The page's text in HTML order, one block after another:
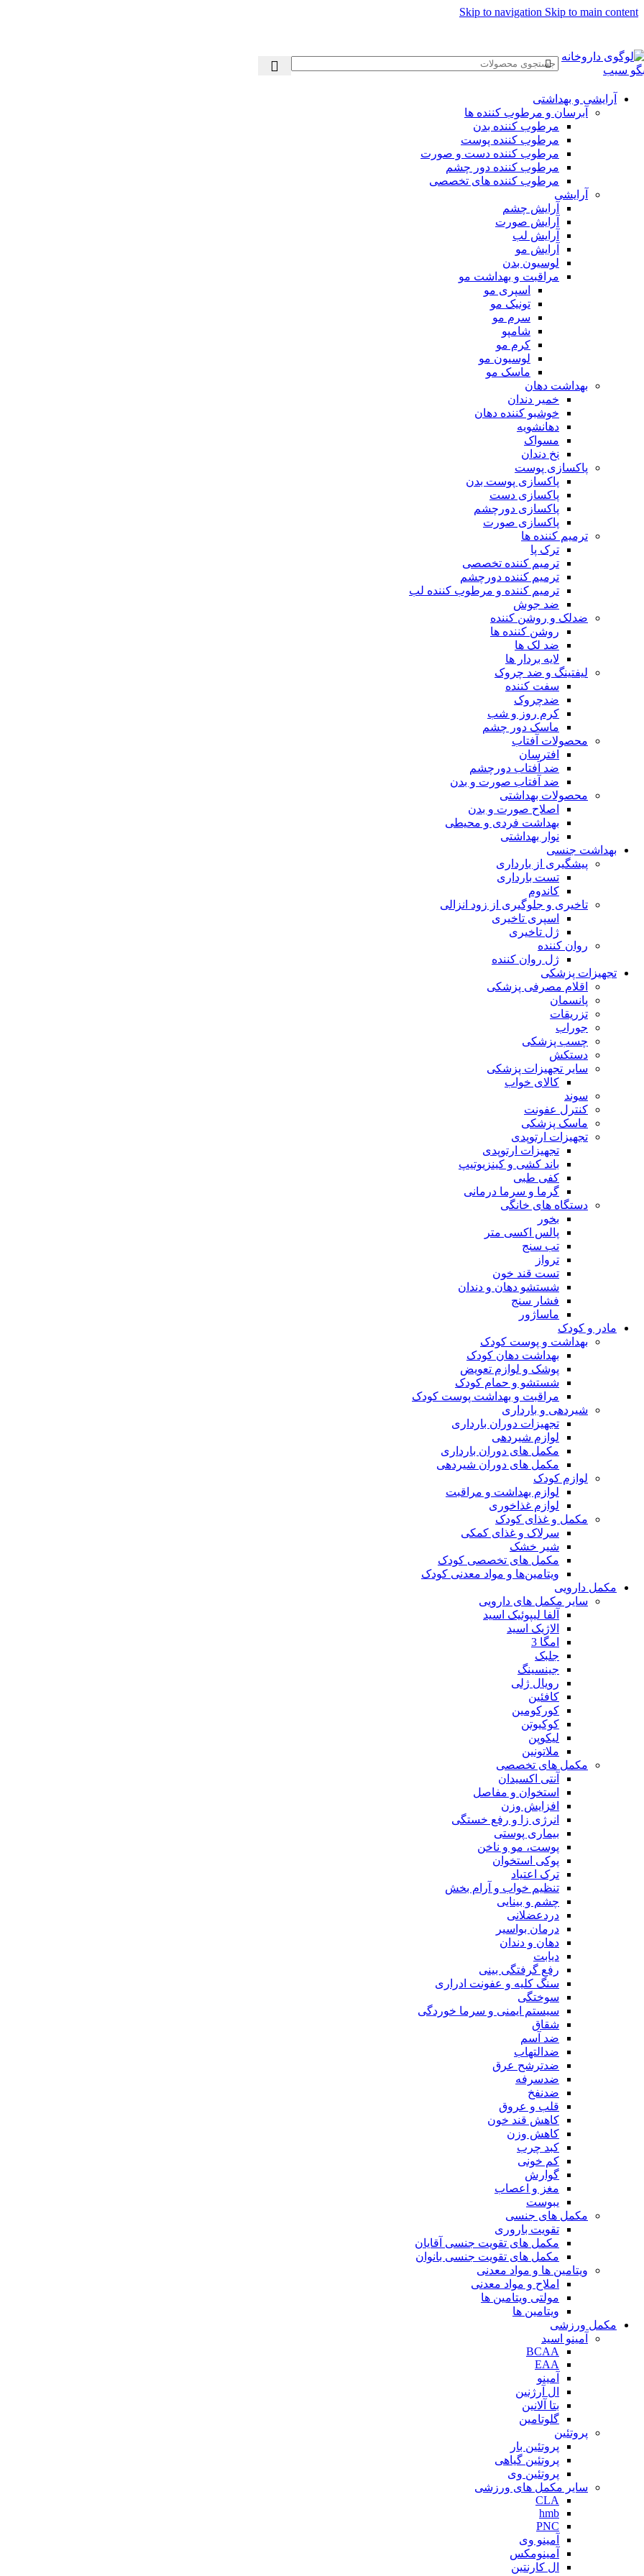
Skip to navigation Skip to main content
آرایشی و بهداشتی
آبرسان و مرطوب کننده ها
مرطوب کننده بدن
مرطوب کننده پوست
مرطوب کننده دست و صورت
مرطوب کننده دور چشم
مرطوب کننده های تخصصی
آرایشی
آرایش چشم
آرایش صورت
آرایش لب
آرایش مو
لوسیون بدن
مراقبت و بهداشت مو
اسپری مو
تونیک مو
سرم مو
شامپو
کرم مو
لوسیون مو
ماسک مو
بهداشت دهان
خمیر دندان
خوشبو کننده دهان
دهانشویه
مسواک
نخ دندان
پاکسازی پوست
پاکسازی پوست بدن
پاکسازی دست
پاکسازی دورچشم
پاکسازی صورت
ترمیم کننده ها
ترک پا
ترمیم کننده تخصصی
ترمیم کننده دورچشم
ترمیم کننده و مرطوب کننده لب
ضد جوش
ضدلک و روشن کننده
روشن کننده ها
ضد لک ها
لایه بردار ها
لیفتینگ و ضد چروک
سفت کننده
ضدچروک
کرم روز و شب
ماسک دور چشم
محصولات آفتاب
افترسان
ضد آفتاب دورچشم
ضد آفتاب صورت و بدن
محصولات بهداشتی
اصلاح صورت و بدن
بهداشت فردی و محیطی
نوار بهداشتی
بهداشت جنسی
پیشگیری از بارداری
تست بارداری
کاندوم
تاخیری و جلوگیری از زود انزالی
اسپری تاخیری
ژل تاخیری
روان کننده
ژل روان کننده
تجهیزات پزشکی
اقلام مصرفی پزشکی
پانسمان
تزریقات
جوراب
چسب پزشکی
دستکش
سایر تجهیزات پزشکی
کالای خواب
سوند
کنترل عفونت
ماسک پزشکی
تجهیزات ارتوپدی
تجهیزات ارتوپدی
باند کشی و کینزیوتیپ
کفی طبی
گرما و سرما درمانی
دستگاه های خانگی
بخور
پالس اکسی متر
تب سنج
ترواز
تست قند خون
شستشو دهان و دندان
فشار سنج
ماساژور
مادر و کودک
بهداشت و پوست کودک
بهداشت دهان کودک
پوشک و لوازم تعویض
شستشو و حمام کودک
مراقبت و بهداشت پوست کودک
شیردهی و بارداری
تجهیزات دوران بارداری
لوازم شیردهی
مکمل های دوران بارداری
مکمل های دوران شیردهی
لوازم کودک
لوازم بهداشت و مراقبت
لوازم غذاخوری
مکمل و غذای کودک
سرلاک و غذای کمکی
شیر خشک
مکمل های تخصصی کودک
ویتامین‌ها و مواد معدنی کودک
مکمل دارویی
سایر مکمل های دارویی
آلفا لیپوئیک اسید
الاژیک اسید
امگا 3
جلبک
جینسینگ
رویال ژلی
کافئین
کورکومین
کوکیوتن
لیکوپن
ملاتونین
مکمل های تخصصی
آنتی اکسیدان
استخوان و مفاصل
افزایش وزن
انرژی زا و رفع خستگی
بیماری پوستی
پوست، مو و ناخن
پوکی استخوان
ترک اعتیاد
تنظیم خواب و آرام بخش
چشم و بینایی
دردعضلانی
درمان بواسیر
دهان و دندان
دیابت
رفع گرفتگی بینی
سنگ کلیه و عفونت ادراری
سوختگی
سیستم ایمنی و سرما خوردگی
شقاق
ضد آسم
ضدالتهاب
ضدترشح عرق
ضدسرفه
ضدنفخ
قلب و عروق
کاهش قند خون
کاهش وزن
کبد چرب
کم خونی
گوارش
مغز و اعصاب
یبوست
مکمل های جنسی
تقویت باروری
مکمل های تقویت جنسی آقایان
مکمل های تقویت جنسی بانوان
ویتامین ها و مواد معدنی
املاح و مواد معدنی
مولتی ویتامین ها
ویتامین ها
مکمل ورزشی
آمینو اسید
BCAA
EAA
آمینو
ال آرژنین
بتا آلانین
گلوتامین
پروتئین
پروتئین بار
پروتئین گیاهی
پروتئین وی
سایر مکمل های ورزشی
CLA
hmb
PNC
آمینو وی
آمینومکس
ال کارنتین